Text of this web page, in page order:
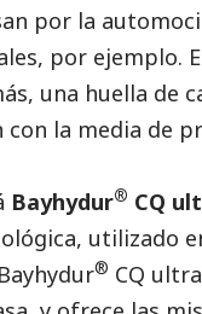
por la
por ejemplo.
una huella de
con la media de
Bayhydur® CQ
utilizado
® CQ